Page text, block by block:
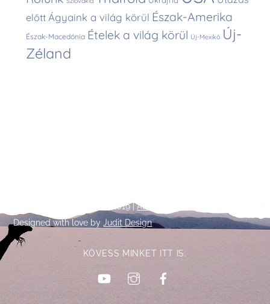
előtt Ágyaink a világ körül Észak-Amerika
Észak-Macedónia Ételek a világ körül Új-Mexikó Új-
Zéland
To
2019 |Adatkezelési tájékoztató
Designed with love byJudit Design
KÖVESS MINKET ITT IS:
YouTubeInstagram